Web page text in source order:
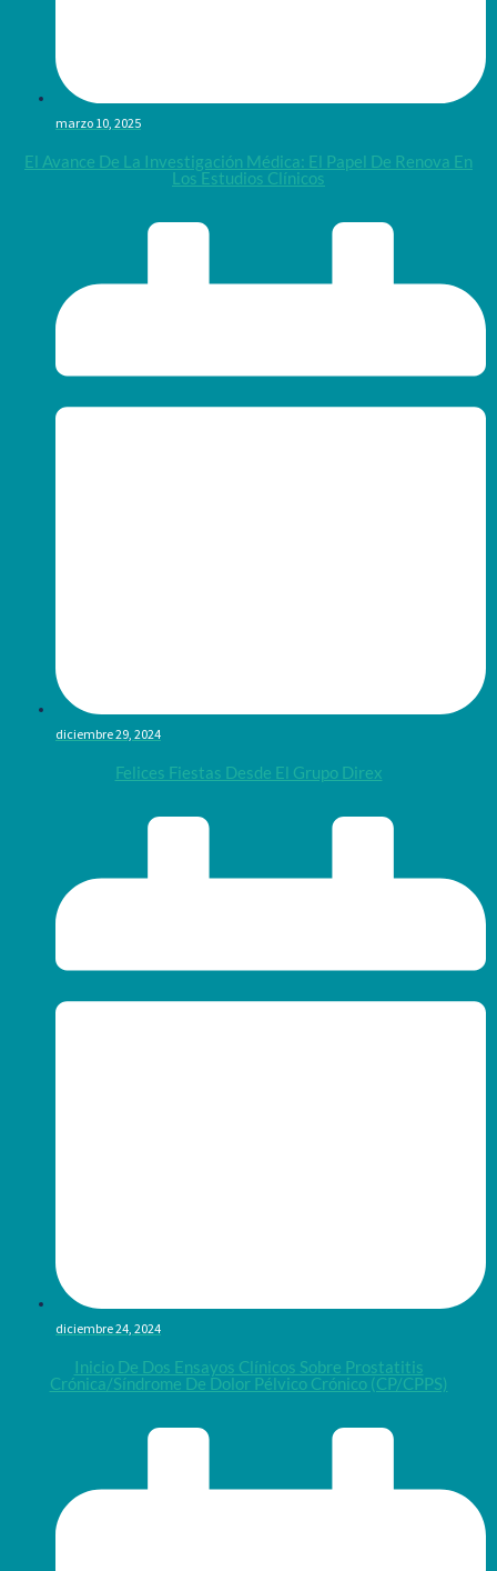
marzo 10, 2025
El Avance De La Investigación Médica: El Papel De Renova En
Los Estudios Clínicos
diciembre 29, 2024
Felices Fiestas Desde El Grupo Direx
diciembre 24, 2024
Inicio De Dos Ensayos Clínicos Sobre Prostatitis
Crónica/síndrome De Dolor Pélvico Crónico (CP/CPPS)